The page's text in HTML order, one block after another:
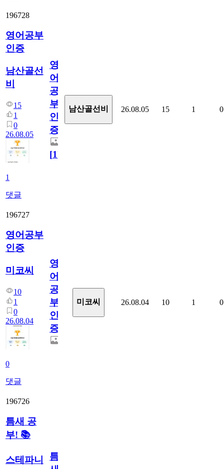
196728
영어공부
인증
남산골선
비
15
1
0
26.08.05
1
댓글
영
어
공
부
인
증
[1]
남산골선비 26.08.05 15 1 0
196727
영어공부
인증
미코씨
10
1
0
26.08.04
0
댓글
영
어
공
부
인
증
미코씨 26.08.04 10 1 0
196726
틈새 공
부! 📚
스테파니
틈